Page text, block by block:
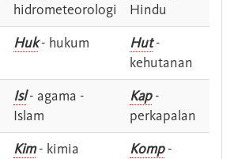
hidrometeorologi
Hindu
Huk- hukum Hut-
kehutanan
Isl- agama -
Islam
Kap-
perkapalan
Kim- kimia Komp-